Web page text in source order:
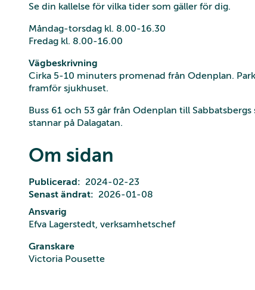
Se din kallelse för vilka tider som gäller för dig.
Måndag-torsdag kl. 8.00-16.30
Fredag kl. 8.00-16.00
Vägbeskrivning
Cirka 5-10 minuters promenad från Odenplan.
framför sjukhuset.
Buss 61 och 53 går från Odenplan till
stannar på Dalagatan.
Om sidan
Publicerad
2024-02-23
Senast ändrat
2026-01-08
Ansvarig
Efva Lagerstedt, verksamhetschef
Granskare
Victoria Pousette